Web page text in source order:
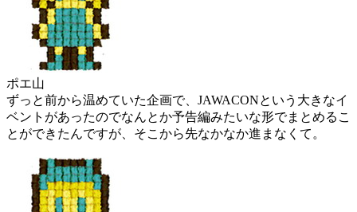
ポエ山
ずっと前から温めていた企画で、JAWACONという大きなイ
ベントがあったのでなんとか予告編みたいな形でまとめるこ
とができたんですが、そこから先なかなか進まなくて。